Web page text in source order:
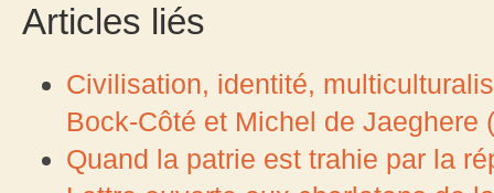
Articles liés
Civilisation, identité,
Bock-Côté et Michel de Jaeghere
Quand la patrie est trahie par la